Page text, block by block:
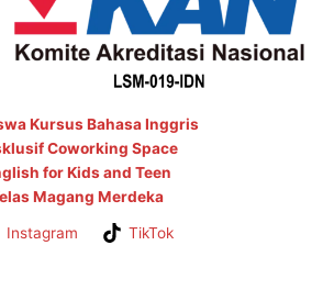
Kursus Bahasa Inggris
Coworking Space
for Kids and Teen
Magang Merdeka
Instagram TikTok